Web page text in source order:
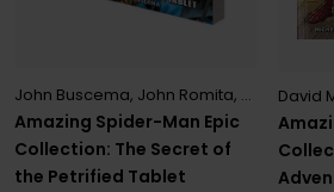
Amazing Spider-Man Epic
Collection: The Secret of
the Petrified Tablet
John Buscema, John Romita, Stan Lee
David